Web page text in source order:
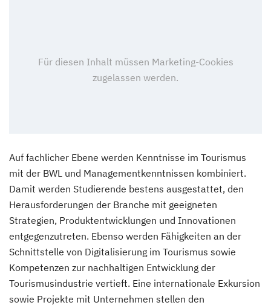
Auf fachlicher Ebene werden Kenntnisse im Tourismus
mit der BWL und Managementkenntnissen kombiniert.
Damit werden Studierende bestens ausgestattet, den
Herausforderungen der Branche mit geeigneten
Strategien, Produktentwicklungen und Innovationen
entgegenzutreten. Ebenso werden Fähigkeiten an der
Schnittstelle von Digitalisierung im Tourismus sowie
Kompetenzen zur nachhaltigen Entwicklung der
Tourismusindustrie vertieft. Eine internationale Exkursion
sowie Projekte mit Unternehmen stellen den